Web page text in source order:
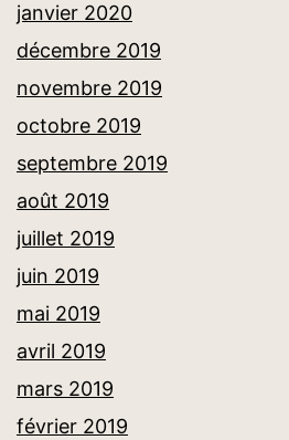
janvier 2020
décembre 2019
novembre 2019
octobre 2019
septembre 2019
août 2019
juillet 2019
juin 2019
mai 2019
avril 2019
mars 2019
février 2019